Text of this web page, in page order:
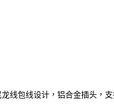
线包线设计，铝合金插头，